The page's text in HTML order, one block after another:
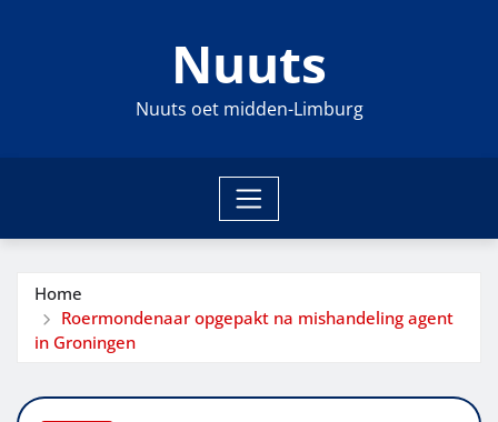
Nuuts
Nuuts oet midden-Limburg
Home
Roermondenaar opgepakt na mishandeling agent
in Groningen